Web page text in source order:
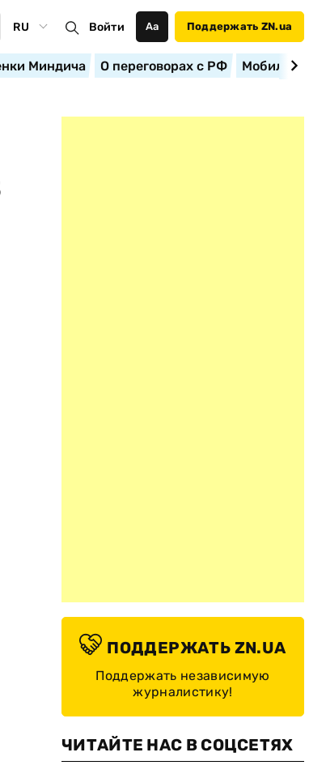
RU Войти Аа Поддержать ZN.ua
Миндича О переговорах с РФ
ПОДДЕРЖАТЬ ZN.UA
Поддержать независимую
журналистику!
ЧИТАЙТЕ НАС В СОЦСЕТЯХ